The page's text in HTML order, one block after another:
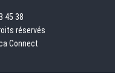
45 38
réservés
Connect